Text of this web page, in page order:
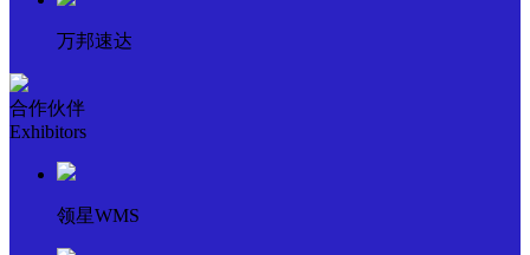
万邦速达
合作伙伴
Exhibitors
领星WMS